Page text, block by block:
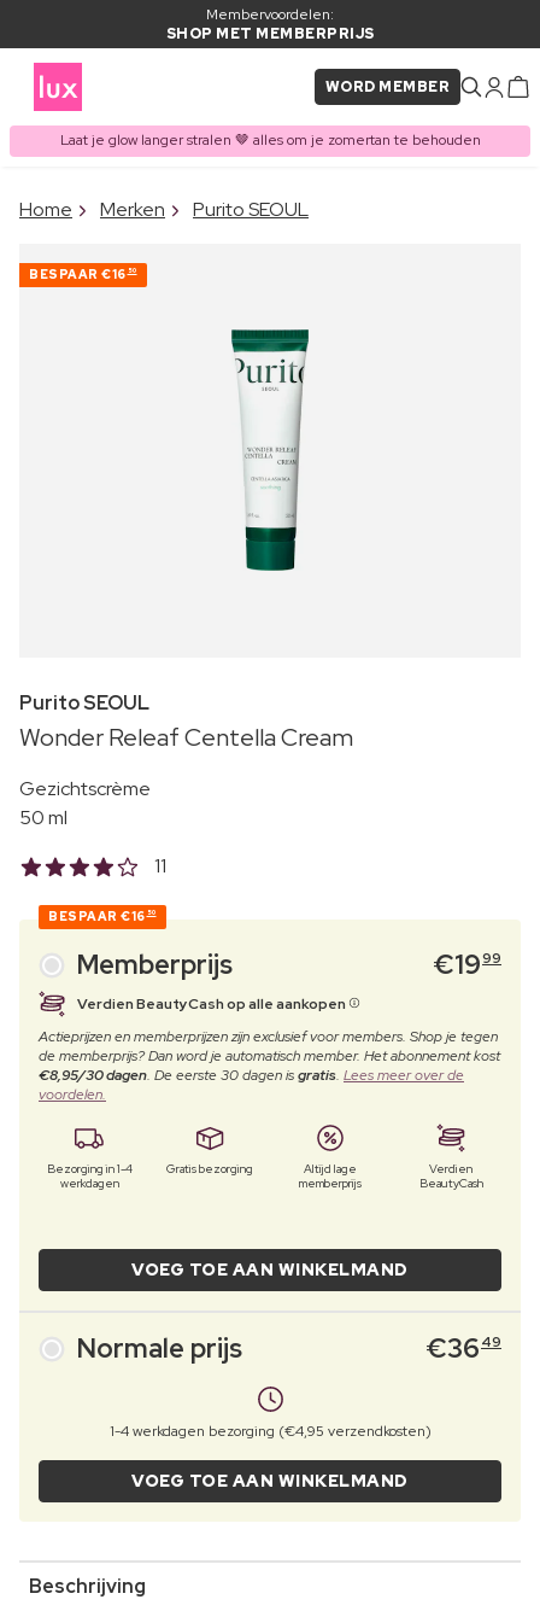
Membervoordelen:
SHOP MET MEMBERPRIJS
WORD MEMBER
Laat je glow langer stralen 🤎 alles om je zomertan te behouden
ITEM TOEGEVOEGD AAN
Home Merken Purito SEOUL
BESPAAR €16 50
Purito SEOUL
Wonder Releaf Centella Cream
Gezichtscrème
50 ml
11
BESPAAR €16 50
Memberprijs €1999
Verdien BeautyCash op alle aankopen
Actieprijzen en memberprijzen zijn exclusief voor members. Shop je tegen
de memberprijs? Dan word je automatisch member. Het abonnement kost
€8,95/30 dagen. De eerste 30 dagen isgratis. Lees meer over de
voordelen.
Bezorging in 1-4
werkdagen
Gratis bezorging
Altijd lage
memberprijs
Verdien
BeautyCash
VOEG TOE AAN WINKELMAND
Normale prijs €36 49
1-4 werkdagen bezorging (€4,95 verzendkosten)
VOEG TOE AAN WINKELMAND
Beschrijving